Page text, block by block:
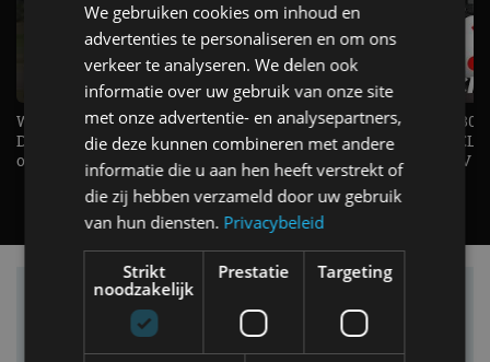
Welke elektrische auto past bij jou?
De EV Experience geeft antwoord
op je vraag! - AutoRAI TV
1.500 KG Trekgewicht & 380
elektrische pk's, maar
AUTO is het? - AutoRAI TV
Vind je auto in onze database
We gebruiken cookies om inhoud en
advertenties te personaliseren en om ons
verkeer te analyseren. We delen ook
informatie over uw gebruik van onze site
met onze advertentie- en analysepartners,
die deze kunnen combineren met andere
informatie die u aan hen heeft verstrekt of
die zij hebben verzameld door uw gebruik
van hun diensten. Privacybeleid
Strikt
noodzakelijk
Prestatie Targeting